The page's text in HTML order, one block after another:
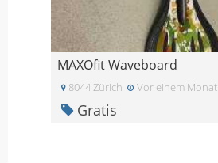
MAXOfit Waveboard
8044 Zürich Vor einem Monat
Gratis